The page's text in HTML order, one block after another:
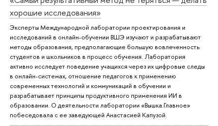
хорошие исследования»
Эксперты Международной лаборатории проектирования и
исследований в онлайн-обучении ВШЭ изучают и разрабатывают
методы образования, предполагающие большую вовлеченность
студентов и школьников в процесс обучения. Лаборатория
активно исследует поведение учащихся через их цифровые следы
в онлайн-системах, отношение педагогов к применению
современных технологий и коммуникаций в обучении и
разрабатывает принципы продуктивного применения ИИ в
образовании. О деятельности лаборатории «Вышка.Главное»
побеседовала с ее заведующей Анастасией Капузой.